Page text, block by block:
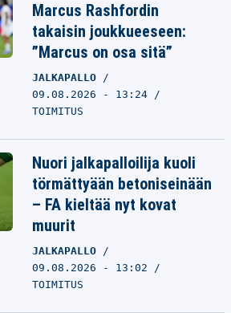
Marcus Rashfordin
takaisin joukkueeseen:
”Marcus on osa sitä”
JALKAPALLO
09.08.2026 - 13:24
TOIMITUS
Nuori jalkapalloilija kuoli
törmättyään betoniseinään
– FA kieltää nyt kovat
muurit
JALKAPALLO
09.08.2026 - 13:02
TOIMITUS